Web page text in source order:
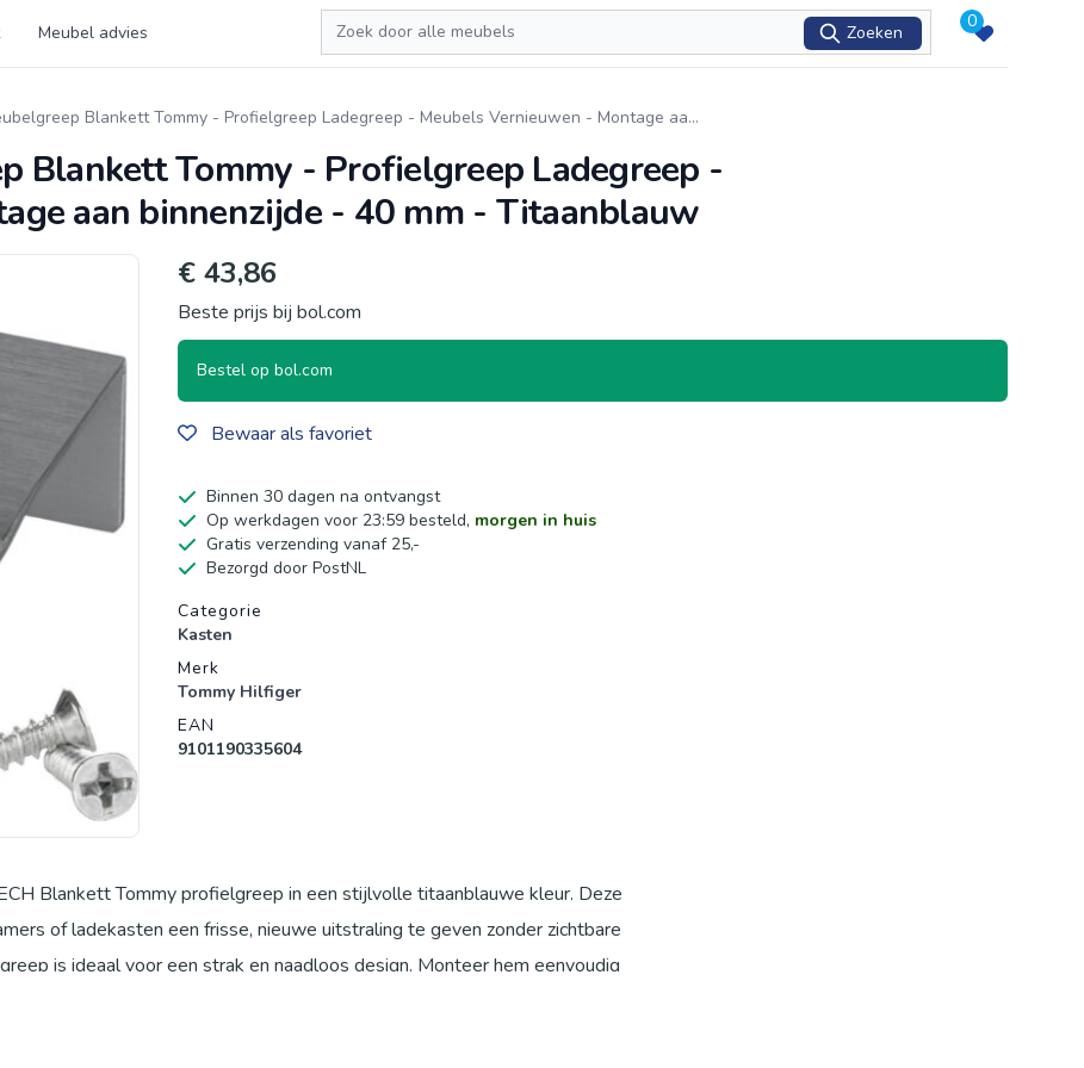
Meubel advies
Zoeken
Zoeken
0
Blankett Tommy - Profielgreep Ladegreep - Meubels Vernieuwen - Montage aa...
Blankett Tommy - Profielgreep Ladegreep -
aan binnenzijde - 40 mm - Titaanblauw
€ 43,86
Beste prijs bij bol.com
Bestel op bol.com
Bewaar als favoriet
Binnen 30 dagen na ontvangst
Op werkdagen voor 23:59 besteld, morgen in huis
Gratis verzending vanaf 25,-
Bezorgd door PostNL
Productgegevens
Categorie
Kasten
Merk
Tommy Hilfiger
EAN
9101190335604
Blankett Tommy profielgreep in een stijlvolle titaanblauwe kleur. Deze
of ladekasten een frisse, nieuwe uitstraling te geven zonder zichtbare
is ideaal voor een strak en naadloos design. Monteer hem eenvoudig
de moderne titaanblauwe afwerking zorgen voor een stijlvolle en